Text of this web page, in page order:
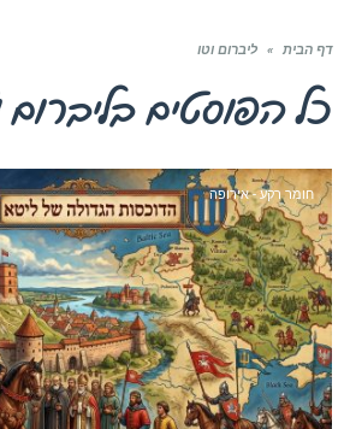
דף הבית » ליברום וטו
כל הפוסטים בליברום
חומר רקע - אירופה